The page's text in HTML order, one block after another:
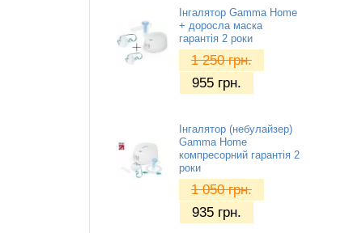
Інгалятор Gamma Home
+ доросла маска
гарантія 2 роки
1 250грн.
955 грн.
Інгалятор (небулайзер)
Gamma Home
компресорний гарантія 2
роки
1 050грн.
935 грн.